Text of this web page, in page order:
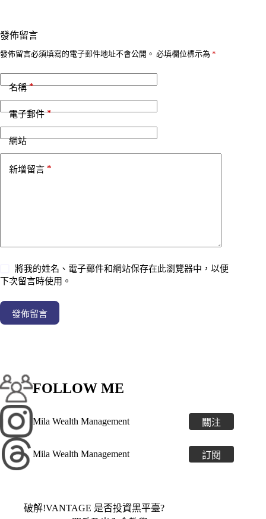
發佈留言
發佈留言必須填寫的電子郵件地址不會公開。 必填欄位標示為 *
名稱*
電子郵件*
網站
新增留言 *
將我的姓名、電子郵件和網站保存在此瀏覽器中，以便
下次留言時使用。
發佈留言
FOLLOW ME
Mila Wealth Management 關注
Mila Wealth Management 訂閱
破解!VANTAGE 是否投資黑平臺?